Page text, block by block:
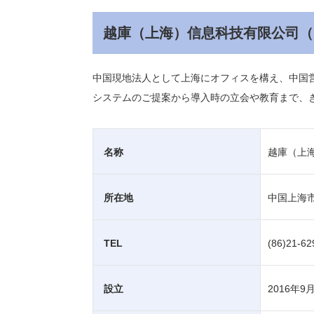
越庫（上海）信息科技有限公司
中国現地法人として上海にオフィスを構え、中
システムのご提案から導入時の立会や教育まで、
名称 越庫（上
所在地 中国上海
TEL (86)21-
設立 2016年9